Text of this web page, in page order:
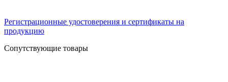
Регистрационные удостоверения и сертификаты на
продукцию
Сопутствующие товары